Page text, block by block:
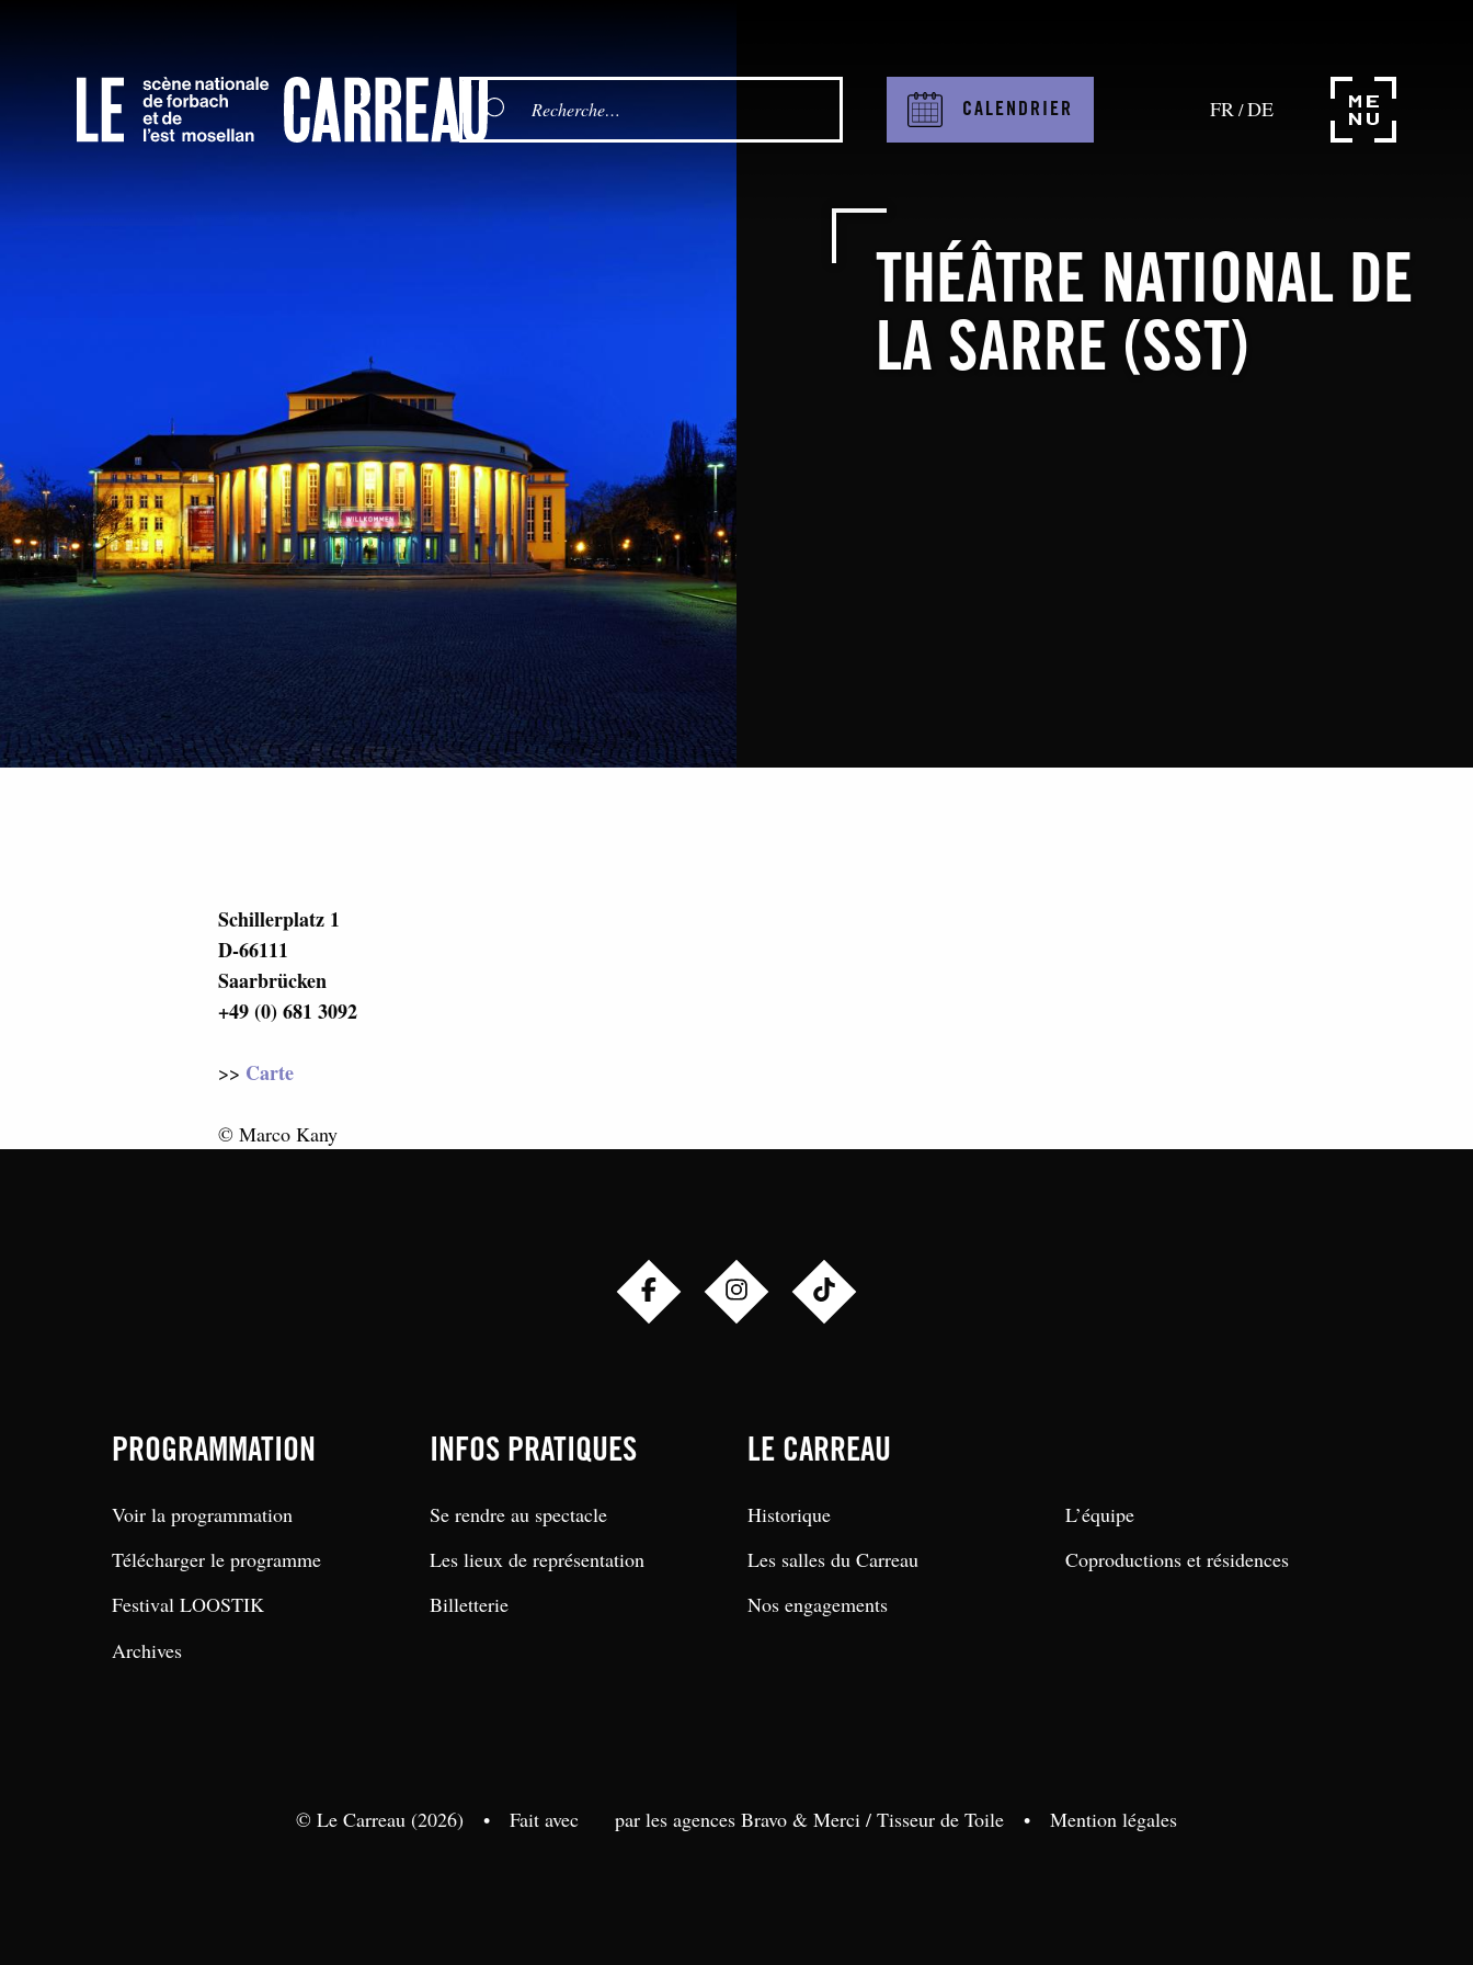
CALENDRIER FR/DE
THÉÂTRE NATIONAL DE
LA SARRE (SST)
Schillerplatz 1
D-66111
Saarbrücken
+49 (0) 681 3092
>> Carte
© Marco Kany
PROGRAMMATION
Voir la programmation
Télécharger le programme
Festival LOOSTIK
Archives
INFOS PRATIQUES
Se rendre au spectacle
Les lieux de représentation
Billetterie
LE CARREAU
Historique
L’équipe
Les salles du Carreau
Coproductions et résidences
Nos engagements
© Le Carreau (2026) • Fait avec par les agences Bravo & Merci / Tisseur de Toile • Mention légales